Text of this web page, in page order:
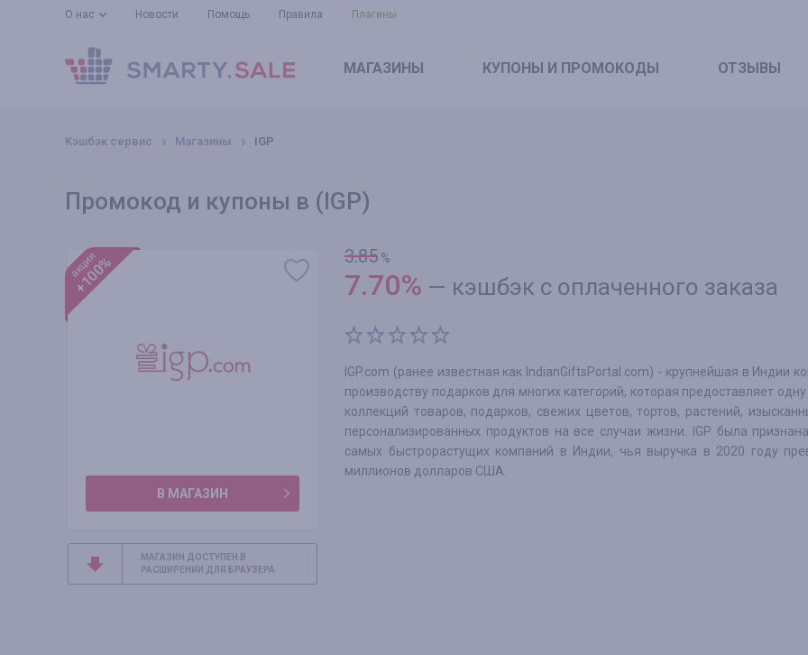
О нас Новости Помощь Правила Плагины
МАГАЗИНЫ КУПОНЫ И ПРОМОКОДЫ ОТЗЫВЫ
Кэшбэк сервис Магазины IGP
Промокод и купоны в (IGP)
акция
+100%
В МАГАЗИН
МАГАЗИН ДОСТУПЕН В
РАСШИРЕНИИ ДЛЯ БРАУЗЕРА
3.85 %
7.70% — кэшбэк с оплаченного заказа
IGP.com (ранее известная как IndianGiftsPortal.com) - крупнейшая в Индии
производству подарков для многих категорий, которая предоставляет
коллекций товаров, подарков, свежих цветов, тортов, растений,
персонализированных продуктов на все случаи жизни. IGP была
самых быстрорастущих компаний в Индии, чья выручка в 2020 году
миллионов долларов США.